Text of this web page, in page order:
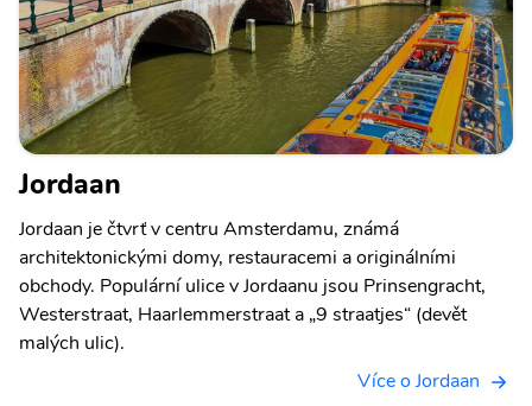
Jordaan
Jordaan je čtvrť v centru Amsterdamu, známá
architektonickými domy, restauracemi a originálními
obchody. Populární ulice v Jordaanu jsou Prinsengracht,
Westerstraat, Haarlemmerstraat a „9 straatjes“ (devět
malých ulic).
Více o Jordaan